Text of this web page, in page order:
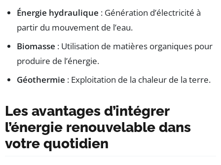
Énergie hydraulique : Génération d’électricité à
partir du mouvement de l’eau.
Biomasse : Utilisation de matières organiques pour
produire de l’énergie.
Géothermie : Exploitation de la chaleur de la terre.
Les avantages d’intégrer
l’énergie renouvelable dans
votre quotidien